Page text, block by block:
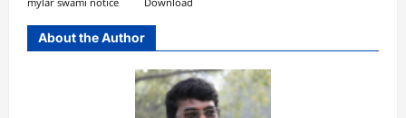
About the Author